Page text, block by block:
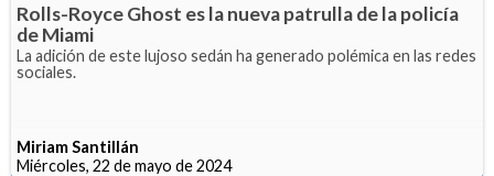
Rolls-Royce Ghost es la nueva patrulla de la policía
de Miami
La adición de este lujoso sedán ha generado polémica en las redes
sociales.
Miriam Santillán
Miércoles, 22 de mayo de 2024